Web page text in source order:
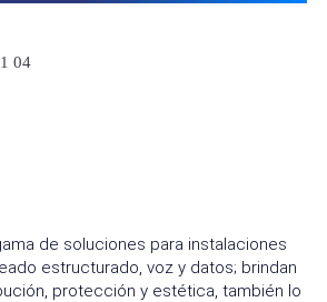
de soluciones para instalaciones
estructurado, voz y datos; brindan
protección y estética, también lo